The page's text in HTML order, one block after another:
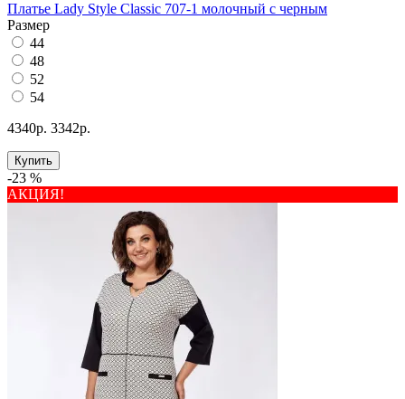
Платье Lady Style Classic 707-1 молочный с черным
Размер
44
48
52
54
4340р. 3342р.
Купить
-23 %
АКЦИЯ!